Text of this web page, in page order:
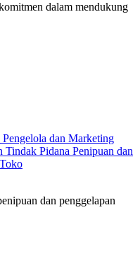
dalam mendukung
dan Marketing
Pidana Penipuan dan
dan penggelapan